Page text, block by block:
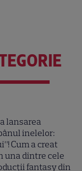
lansarea
inelelor:
Cum a creat
una dintre cele
fantasy din